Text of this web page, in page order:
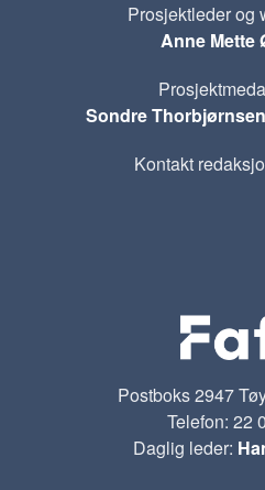
Prosjektleder og
Anne Mette
Sondre Thorbjørnsen
Kontakt
Postboks 2947
Telefon: 22
Daglig leder: